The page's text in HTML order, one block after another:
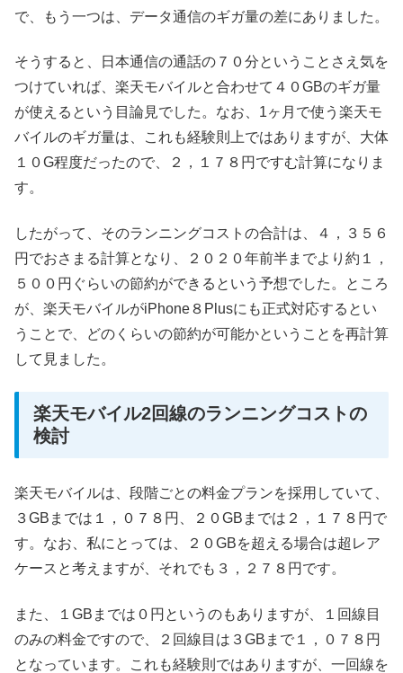
で、もう一つは、データ通信のギガ量の差にありました。
そうすると、日本通信の通話の７０分ということさえ気を
つけていれば、楽天モバイルと合わせて４０GBのギガ量
が使えるという目論見でした。なお、1ヶ月で使う楽天モ
バイルのギガ量は、これも経験則上ではありますが、大体
１０G程度だったので、２，１７８円ですむ計算になりま
す。
したがって、そのランニングコストの合計は、４，３５６
円でおさまる計算となり、２０２０年前半までより約１，
５００円ぐらいの節約ができるという予想でした。ところ
が、楽天モバイルがiPhone８Plusにも正式対応するとい
うことで、どのくらいの節約が可能かということを再計算
して見ました。
楽天モバイル2回線のランニングコストの
検討
楽天モバイルは、段階ごとの料金プランを採用していて、
３GBまでは１，０７８円、２０GBまでは２，１７８円で
す。なお、私にとっては、２０GBを超える場合は超レア
ケースと考えますが、それでも３，２７８円です。
また、１GBまでは０円というのもありますが、１回線目
のみの料金ですので、２回線目は３GBまで１，０７８円
となっています。これも経験則ではありますが、一回線を